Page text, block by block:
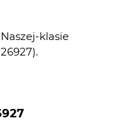
klasie